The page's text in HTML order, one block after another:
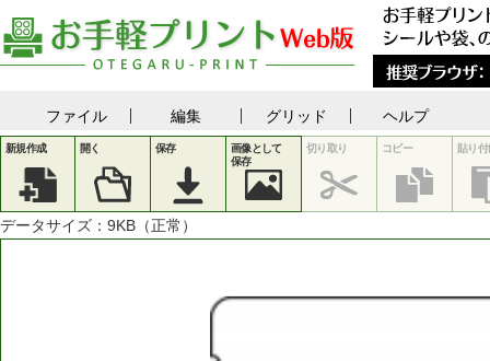
ファイル 編集 グリッド ヘルプ
新規作成 開く 保存
画像として
保存
切り取り コピー 貼り付
データサイズ： 9KB（正常）